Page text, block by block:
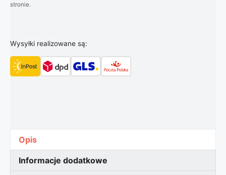
stronie.
Wysyłki realizowane są:
Opis
Informacje dodatkowe